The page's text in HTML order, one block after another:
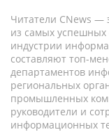
Читатели CNews —
из самых успешных
индустрии
составляют топ-
департаментов
региональных
промышленных
руководители и
информационных